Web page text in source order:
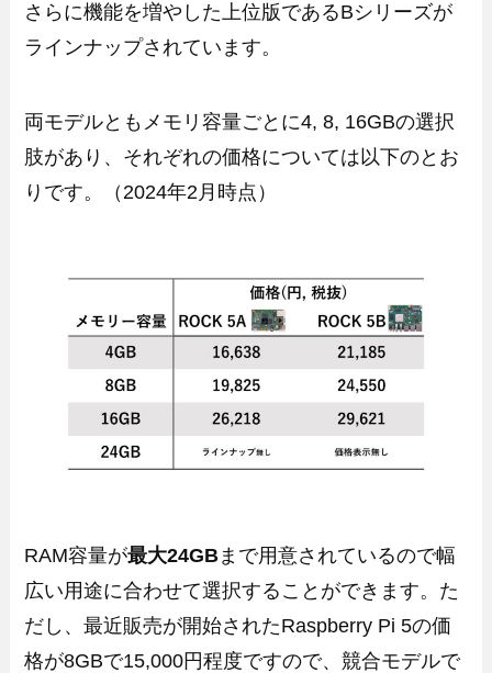
さらに機能を増やした上位版であるBシリーズが
ラインナップされています。
両モデルともメモリ容量ごとに4, 8, 16GBの選択
肢があり、それぞれの価格については以下のとお
りです。（2024年2月時点）
RAM容量が最大24GB まで用意されているので幅
広い用途に合わせて選択することができます。た
だし、最近販売が開始されたRaspberry Pi 5の価
格が8GBで15,000円程度ですので、競合モデルで